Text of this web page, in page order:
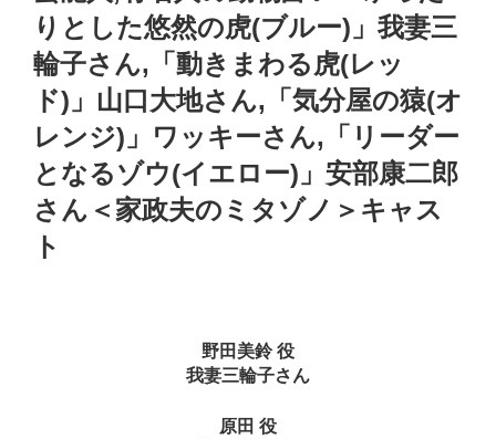
りとした悠然の虎(ブルー)」我妻三
輪子さん,「動きまわる虎(レッ
ド)」山口大地さん,「気分屋の猿(オ
レンジ)」ワッキーさん,「リーダー
となるゾウ(イエロー)」安部康二郎
さん＜家政夫のミタゾノ＞キャス
ト
野田美鈴 役
我妻三輪子さん
原田 役